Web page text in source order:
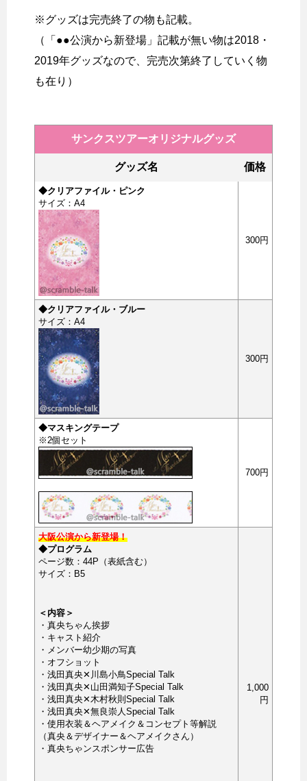
※グッズは完売終了の物も記載。
（「●●公演から新登場」記載が無い物は2018・
2019年グッズなので、完売次第終了していく物
も在り）
サンクスツアーオリジナルグッズ
グッズ名 価格
◆クリアファイル・ピンク
サイズ：A4
300円
◆クリアファイル・ブルー
サイズ：A4
300円
◆マスキングテープ
※2個セット
700円
大阪公演から新登場！
◆プログラム
ページ数：44P（表紙含む）
サイズ：B5
＜内容＞
・真央ちゃん挨拶
・キャスト紹介
・メンバー幼少期の写真
・オフショット
・浅田真央✕川島小鳥Special Talk
・浅田真央✕山田満知子Special Talk
・浅田真央✕木村秋則Special Talk
・浅田真央✕無良崇人Special Talk
・使用衣装＆ヘアメイク＆コンセプト等解説
（真央＆デザイナー＆ヘアメイクさん）
・真央ちゃンスポンサー広告
1,000
円